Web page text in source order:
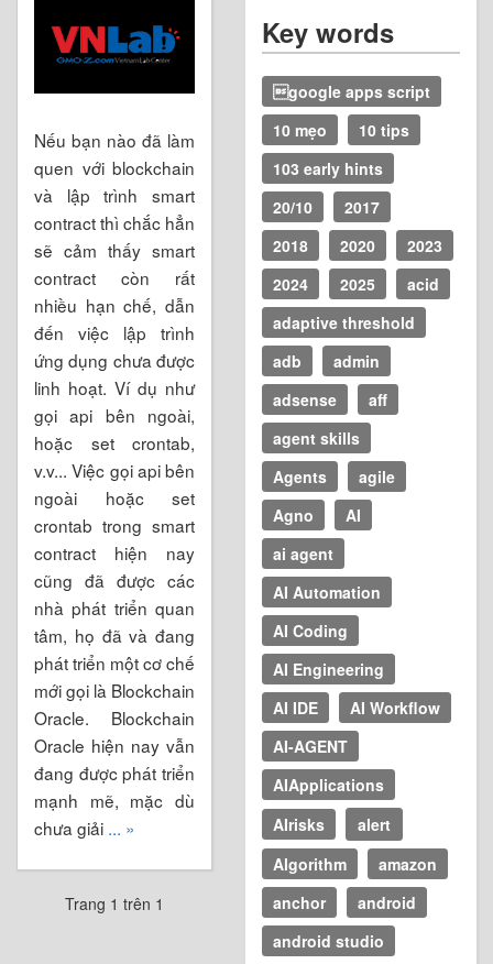
Nếu bạn nào đã làm
quen với blockchain
và lập trình smart
contract thì chắc hẳn
sẽ cảm thấy smart
contract còn rất
nhiều hạn chế, dẫn
đến việc lập trình
ứng dụng chưa được
linh hoạt. Ví dụ như
gọi api bên ngoài,
hoặc set crontab,
v.v... Việc gọi api bên
ngoài hoặc set
crontab trong smart
contract hiện nay
cũng đã được các
nhà phát triển quan
tâm, họ đã và đang
phát triển một cơ chế
mới gọi là Blockchain
Oracle. Blockchain
Oracle hiện nay vẫn
đang được phát triển
mạnh mẽ, mặc dù
chưa giải ... »
Trang 1 trên 1
Key words
google apps script
10 mẹo
10 tips
103 early hints
20/10
2017
2018
2020
2023
2024
2025
acid
adaptive threshold
adb
admin
adsense
aff
agent skills
Agents
agile
Agno
AI
ai agent
AI Automation
AI Coding
AI Engineering
AI IDE
AI Workflow
AI-AGENT
AIApplications
AIrisks
alert
Algorithm
amazon
anchor
android
android studio